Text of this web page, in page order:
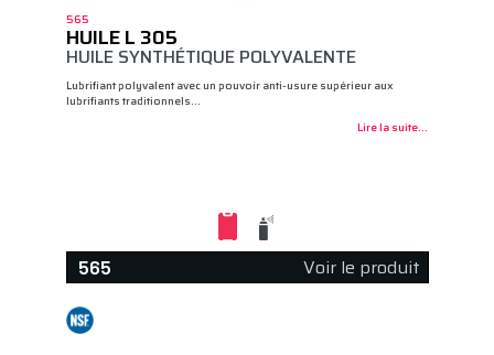
565
HUILE L 305
HUILE SYNTHÉTIQUE POLYVALENTE
Lubrifiant polyvalent avec un pouvoir anti-usure supérieur aux
lubrifiants traditionnels…
Lire la suite...
565 Voir le produit